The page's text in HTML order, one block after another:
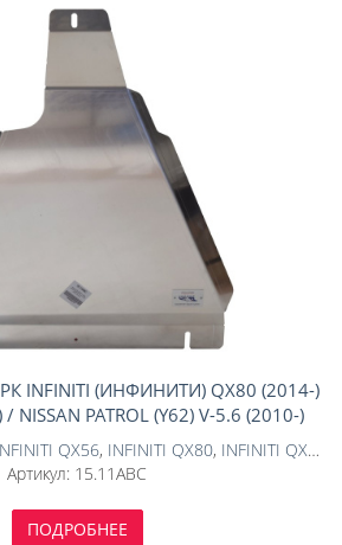
INFINITI (ИНФИНИТИ) QX80 (2014-)
NISSAN PATROL (Y62) V-5.6 (2010-)
4 ММ)
QX56, INFINITI QX80, INFINITI QX80 2013-
Артикул: 15.11ABC
ПОДРОБНЕЕ